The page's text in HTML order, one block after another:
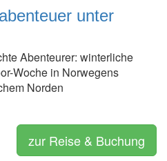
unter
Abenteurer: winterliche
Woche in Norwegens
Norden
zur Reise & Buchung